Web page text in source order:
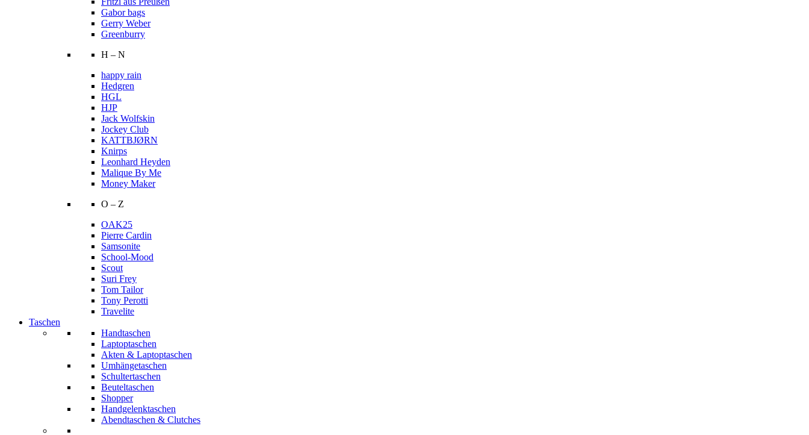
Gabor bags
Gerry Weber
Greenburry
H – N
happy rain
Hedgren
HGL
HJP
Jack Wolfskin
Jockey Club
KATTBJØRN
Knirps
Leonhard Heyden
Malique By Me
Money Maker
O – Z
OAK25
Pierre Cardin
Samsonite
School-Mood
Scout
Suri Frey
Tom Tailor
Tony Perotti
Travelite
Taschen
Handtaschen
Laptoptaschen
Akten & Laptoptaschen
Umhängetaschen
Schultertaschen
Beuteltaschen
Shopper
Handgelenktaschen
Abendtaschen & Clutches